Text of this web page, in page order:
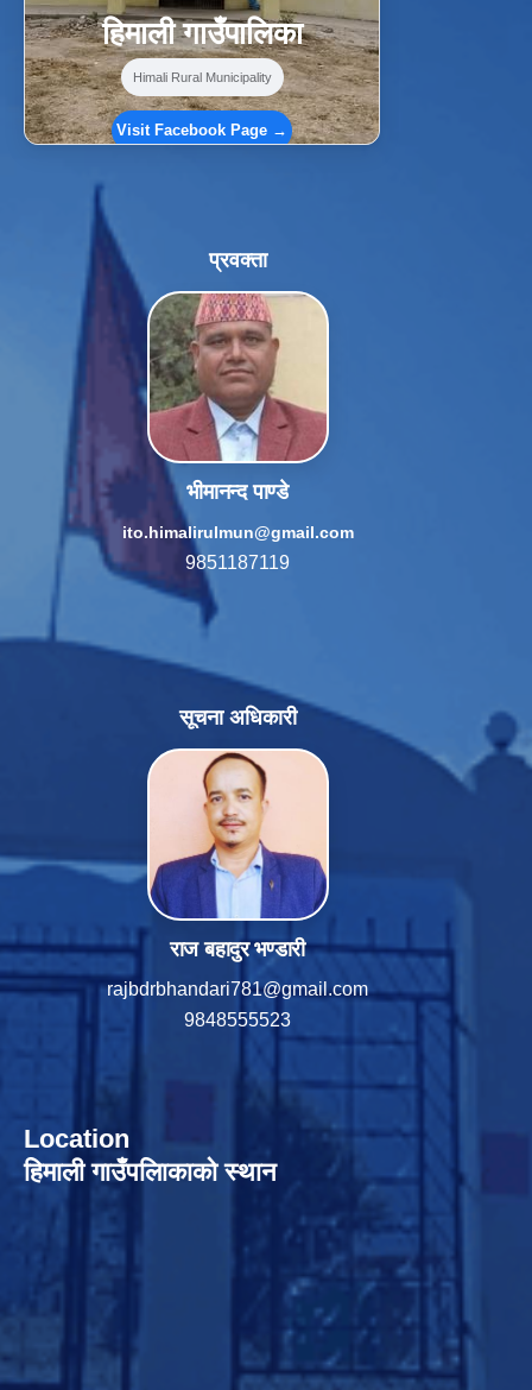
हिमाली गाउँपालिका
Himali Rural Municipality
Visit Facebook Page →
प्रवक्ता
भीमानन्द पाण्डे
ito.himalirulmun@gmail.com
9851187119
सूचना अधिकारी
राज बहादुर भण्डारी
rajbdrbhandari781@gmail.com
9848555523
Location
हिमाली गाउँपलािकाको स्थान